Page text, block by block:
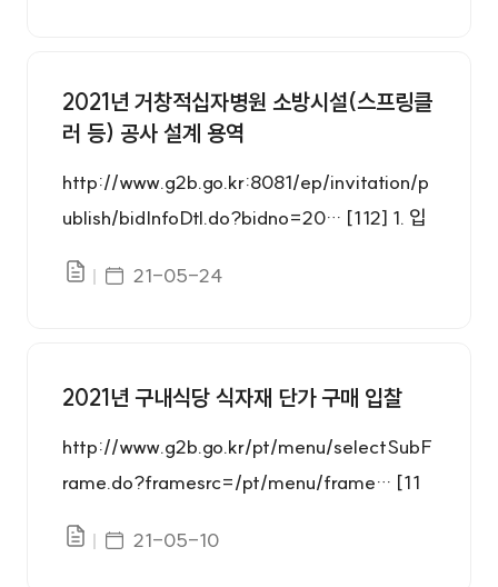
병원 장례식장으로 납품
2021년 거창적십자병원 소방시설(스프링클
러 등) 공사 설계 용역
http://www.g2b.go.kr:8081/ep/invitation/p
ublish/bidInfoDtl.do?bidno=20… [112] 1. 입
프링클러 등) 설계용역 과업내용서.hwp 3. 소방
서 작성 서식.hwp
파일있음게시일자
21-05-24
2021년 구내식당 식자재 단가 구매 입찰
http://www.g2b.go.kr/pt/menu/selectSubF
rame.do?framesrc=/pt/menu/frame… [11
5.03.~ 2021.05.08. 나. 공고기간 : 2021.05.1
파일있음게시일자
21-05-10